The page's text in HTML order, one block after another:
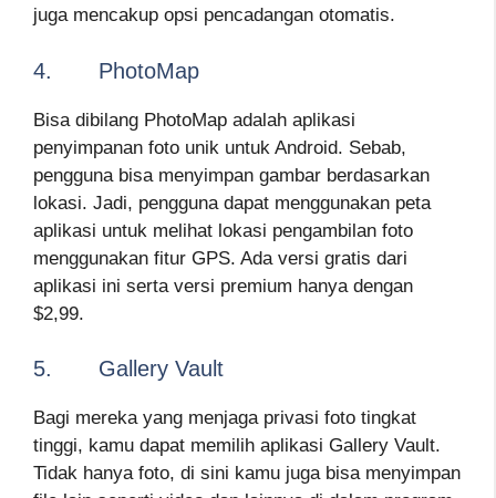
juga mencakup opsi pencadangan otomatis.
4. PhotoMap
Bisa dibilang PhotoMap adalah aplikasi
penyimpanan foto unik untuk Android. Sebab,
pengguna bisa menyimpan gambar berdasarkan
lokasi. Jadi, pengguna dapat menggunakan peta
aplikasi untuk melihat lokasi pengambilan foto
menggunakan fitur GPS. Ada versi gratis dari
aplikasi ini serta versi premium hanya dengan
$2,99.
5. Gallery Vault
Bagi mereka yang menjaga privasi foto tingkat
tinggi, kamu dapat memilih aplikasi Gallery Vault.
Tidak hanya foto, di sini kamu juga bisa menyimpan